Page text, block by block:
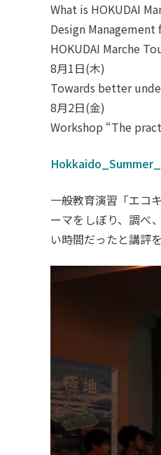
What is HOKUDAI
Design
HOKUDAI Marche
8月1日(木)
Towards better
8月2日(金)
Workshop “The
一般教育演習「エコ
ーマをしぼり、調べ
い時間だったと講評